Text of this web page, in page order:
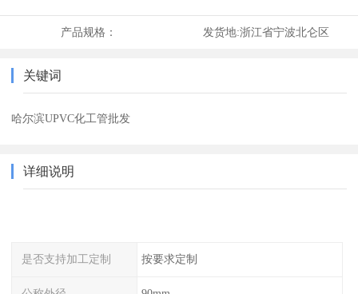
产品规格： 发货地:浙江省宁波北仑区
关键词
哈尔滨UPVC化工管批发
详细说明
是否支持加工定制 按要求定制